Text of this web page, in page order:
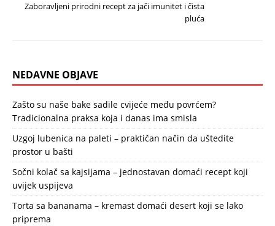
Zaboravljeni prirodni recept za jači imunitet i čista
pluća
NEDAVNE OBJAVE
Zašto su naše bake sadile cvijeće među povrćem?
Tradicionalna praksa koja i danas ima smisla
Uzgoj lubenica na paleti – praktičan način da uštedite
prostor u bašti
Sočni kolač sa kajsijama – jednostavan domaći recept koji
uvijek uspijeva
Torta sa bananama – kremast domaći desert koji se lako
priprema